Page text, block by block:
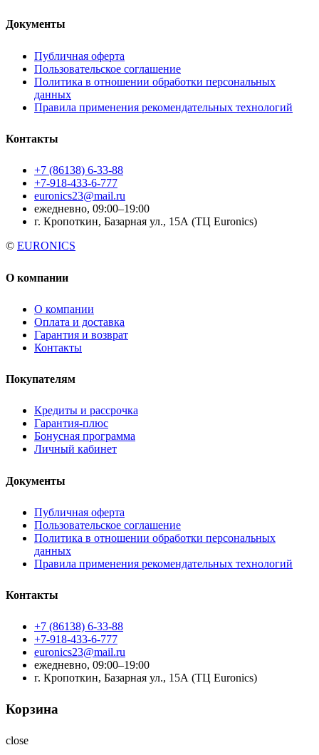
Документы
Публичная оферта
Пользовательское соглашение
Политика в отношении обработки персональных
данных
Правила применения рекомендательных технологий
Контакты
+7 (86138) 6-33-88
+7-918-433-6-777
euronics23@mail.ru
ежедневно, 09:00–19:00
г. Кропоткин, Базарная ул., 15А (ТЦ Euronics)
© EURONICS
О компании
О компании
Оплата и доставка
Гарантия и возврат
Контакты
Покупателям
Кредиты и рассрочка
Гарантия-плюс
Бонусная программа
Личный кабинет
Документы
Публичная оферта
Пользовательское соглашение
Политика в отношении обработки персональных
данных
Правила применения рекомендательных технологий
Контакты
+7 (86138) 6-33-88
+7-918-433-6-777
euronics23@mail.ru
ежедневно, 09:00–19:00
г. Кропоткин, Базарная ул., 15А (ТЦ Euronics)
Корзина
close